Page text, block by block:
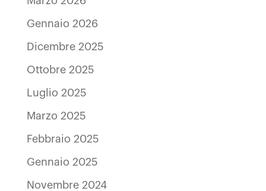
Gennaio 2026
Dicembre 2025
Ottobre 2025
Luglio 2025
Marzo 2025
Febbraio 2025
Gennaio 2025
Novembre 2024